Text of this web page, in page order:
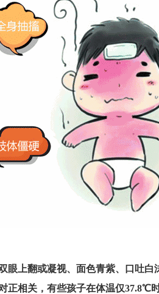
眼上翻或凝视、面色青紫、口吐白
正相关，有些孩子在体温仅37.8℃